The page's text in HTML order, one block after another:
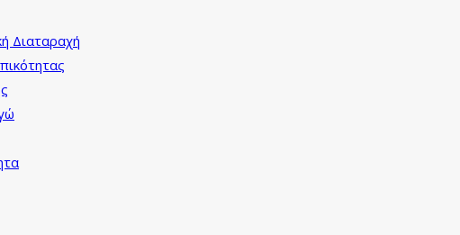
Διαταραχή